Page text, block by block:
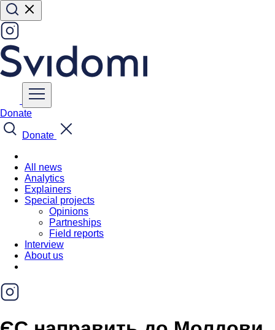
Donate
Donate
All news
Analytics
Explainers
Special projects
Opinions
Partneships
Field reports
Interview
About us